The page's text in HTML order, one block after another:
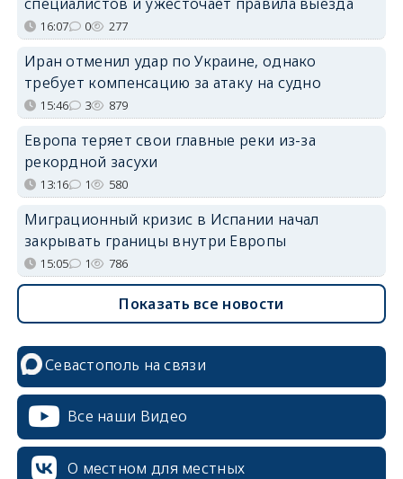
16:07 0 277
Иран отменил удар по Украине, однако
требует компенсацию за атаку на судно
15:46 3 879
Европа теряет свои главные реки из-за
рекордной засухи
13:16 1 580
Миграционный кризис в Испании начал
закрывать границы внутри Европы
15:05 1 786
Показать все новости
Севастополь на связи
Все наши Видео
О местном для местных